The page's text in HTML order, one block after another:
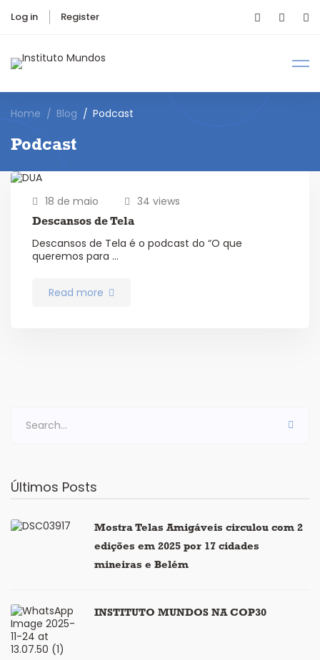
Log in Register
Home Blog Podcast
Podcast
Últimos Posts
Mostra Telas Amigáveis circulou com 2
edições em 2025 por 17 cidades
mineiras e Belém
INSTITUTO MUNDOS NA COP30
18 de maio 34 views
Descansos de Tela
Descansos de Tela é o podcast do “O que
queremos para …
Read more